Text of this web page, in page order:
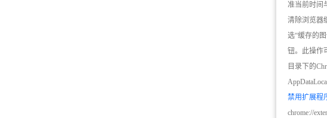
准当前时间
清除浏览器
选“缓存的
钮。此操作
目录下的
禁用扩展程
chrome://